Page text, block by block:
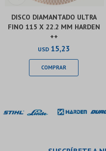
DISCO DIAMANTADO ULTRA
FINO 115 X 22.2 MM HARDEN
++
USD 15,23